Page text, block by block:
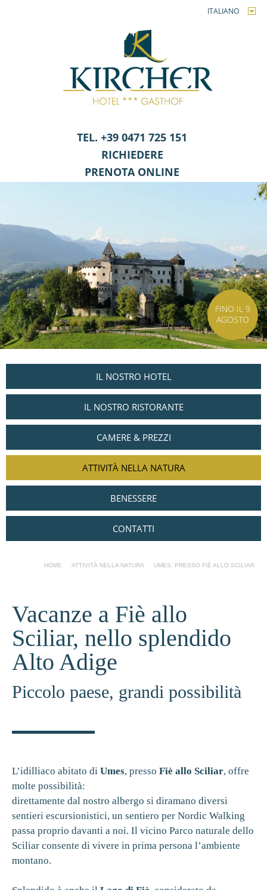
ITALIANO
TEL. +39 0471 725 151
RICHIEDERE
PRENOTA ONLINE
FINO IL 9
AGOSTO
IL NOSTRO HOTEL
IL NOSTRO RISTORANTE
CAMERE & PREZZI
ATTIVITÀ NELLA NATURA
BENESSERE
CONTATTI
HOME ATTIVITÀ NELLA NATURA UMES, PRESSO FIÈ ALLO SCILIAR
Vacanze a Fiè allo
Sciliar, nello splendido
Alto Adige
Piccolo paese, grandi possibilità
L’idilliaco abitato diUmes, pressoFiè allo Sciliar, offre
molte possibilità:
direttamente dal nostro albergo si diramano diversi
sentieri escursionistici, un sentiero per Nordic Walking
passa proprio davanti a noi. Il vicino Parco naturale dello
Sciliar consente di vivere in prima persona l’ambiente
montano.